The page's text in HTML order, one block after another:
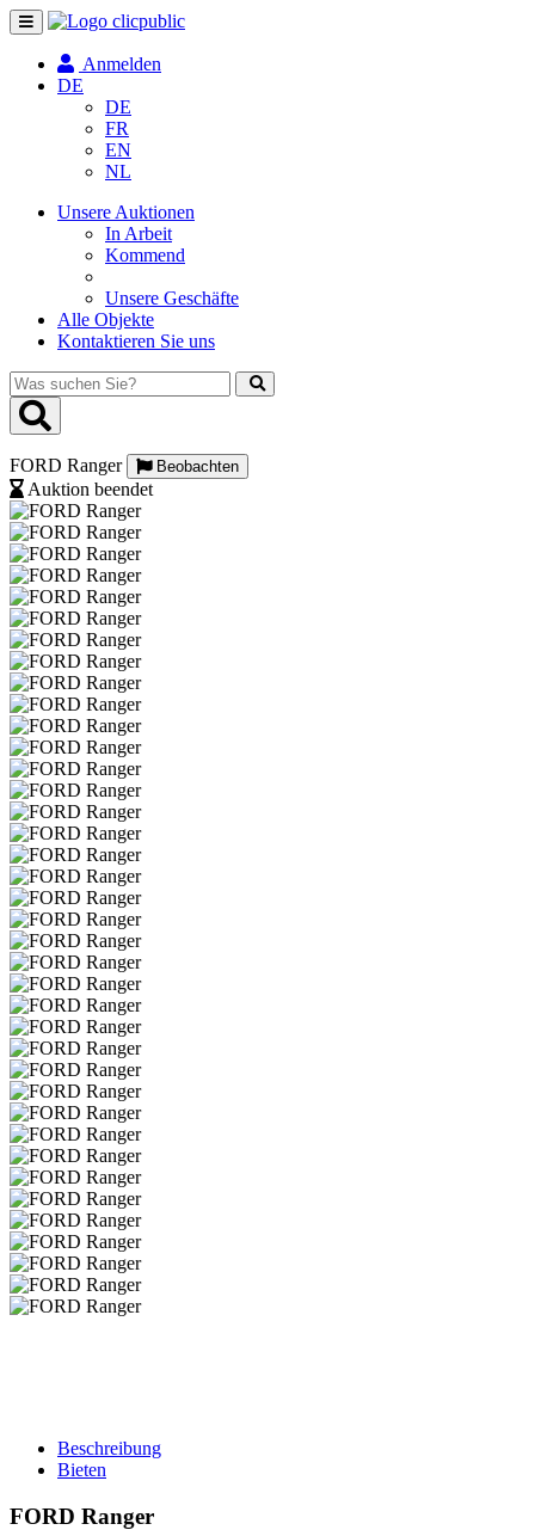
Navigation
umschalten
Anmelden
DE
DE
FR
EN
NL
Unsere Auktionen
In Arbeit
Kommend
Unsere Geschäfte
Alle Objekte
Kontaktieren Sie uns
Was
suchen
Sie?
FORD Ranger Beobachten
Auktion beendet
Beschreibung
Bieten
FORD Ranger